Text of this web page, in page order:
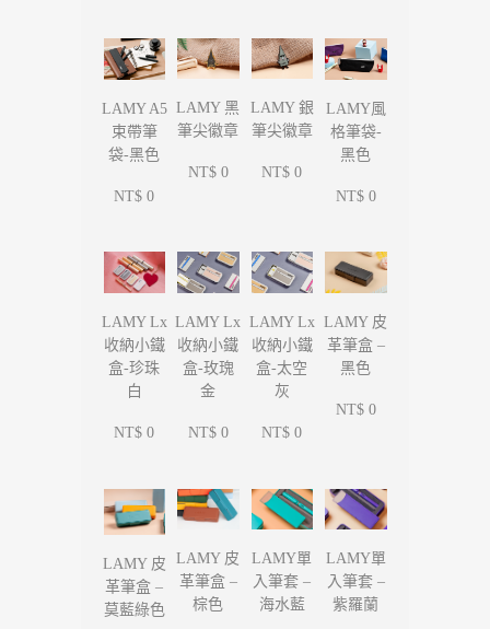
LAMY A5
束帶筆
袋-黑色
NT$ 0
LAMY 黑
筆尖徽章
NT$ 0
LAMY 銀
筆尖徽章
NT$ 0
LAMY風
格筆袋-
黑色
NT$ 0
LAMY Lx
收納小鐵
盒-珍珠
白
NT$ 0
LAMY Lx
收納小鐵
盒-玫瑰
金
NT$ 0
LAMY Lx
收納小鐵
盒-太空
灰
NT$ 0
LAMY 皮
革筆盒 –
黑色
NT$ 0
LAMY 皮
革筆盒 –
莫藍綠色
LAMY 皮
革筆盒 –
棕色
LAMY單
入筆套 –
海水藍
LAMY單
入筆套 –
紫羅蘭